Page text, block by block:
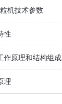
机技术参数
性
作原理和结构组成
理